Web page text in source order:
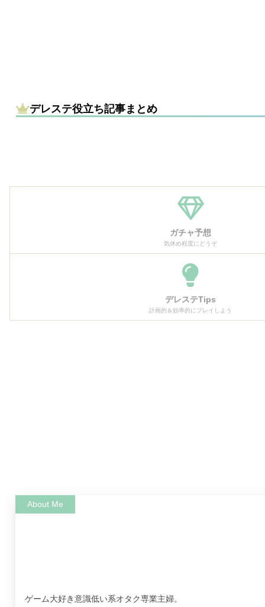
デレステ役立ち記事まとめ
ガチャ予想
気休め程度にどうぞ
デレステTips
計画的＆効率的にプレイしよう
ゲーム大好き意識低い系オタク専業主婦。